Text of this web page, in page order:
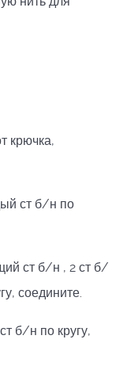
крючка,
ст б/н по
ст б/н , 2 ст б/
соедините.
б/н по кругу,